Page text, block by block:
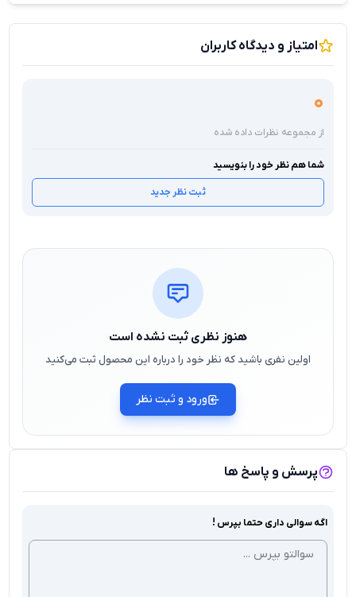
امتیاز و دیدگاه کاربران
0
از مجموعه نظرات داده شده
شما هم نظر خود را بنویسید
ثبت نظر جدید
هنوز نظری ثبت نشده است
اولین نفری باشید که نظر خود را درباره این محصول ثبت می‌کنید
ورود و ثبت نظر
پرسش و پاسخ ها
اگه سوالی داری حتما بپرس !